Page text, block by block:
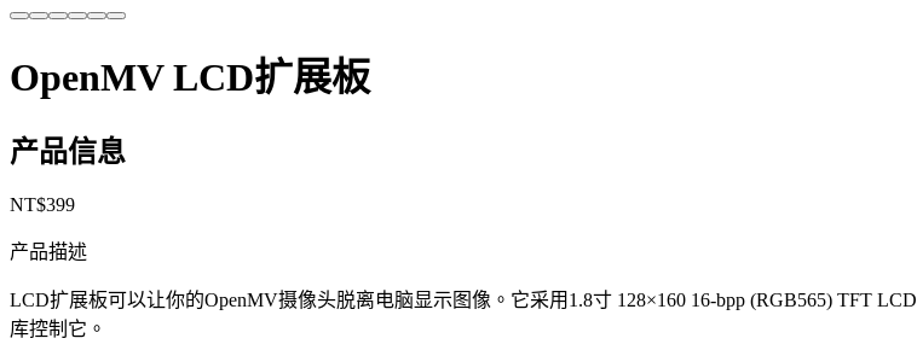
OpenMV LCD扩展板
产品信息
NT$399
产品描述
LCD扩展板可以让你的OpenMV摄像头脱离电脑显示图像。它采用1.8寸 128×160 16-bpp (RGB565) TFT
库控制它。